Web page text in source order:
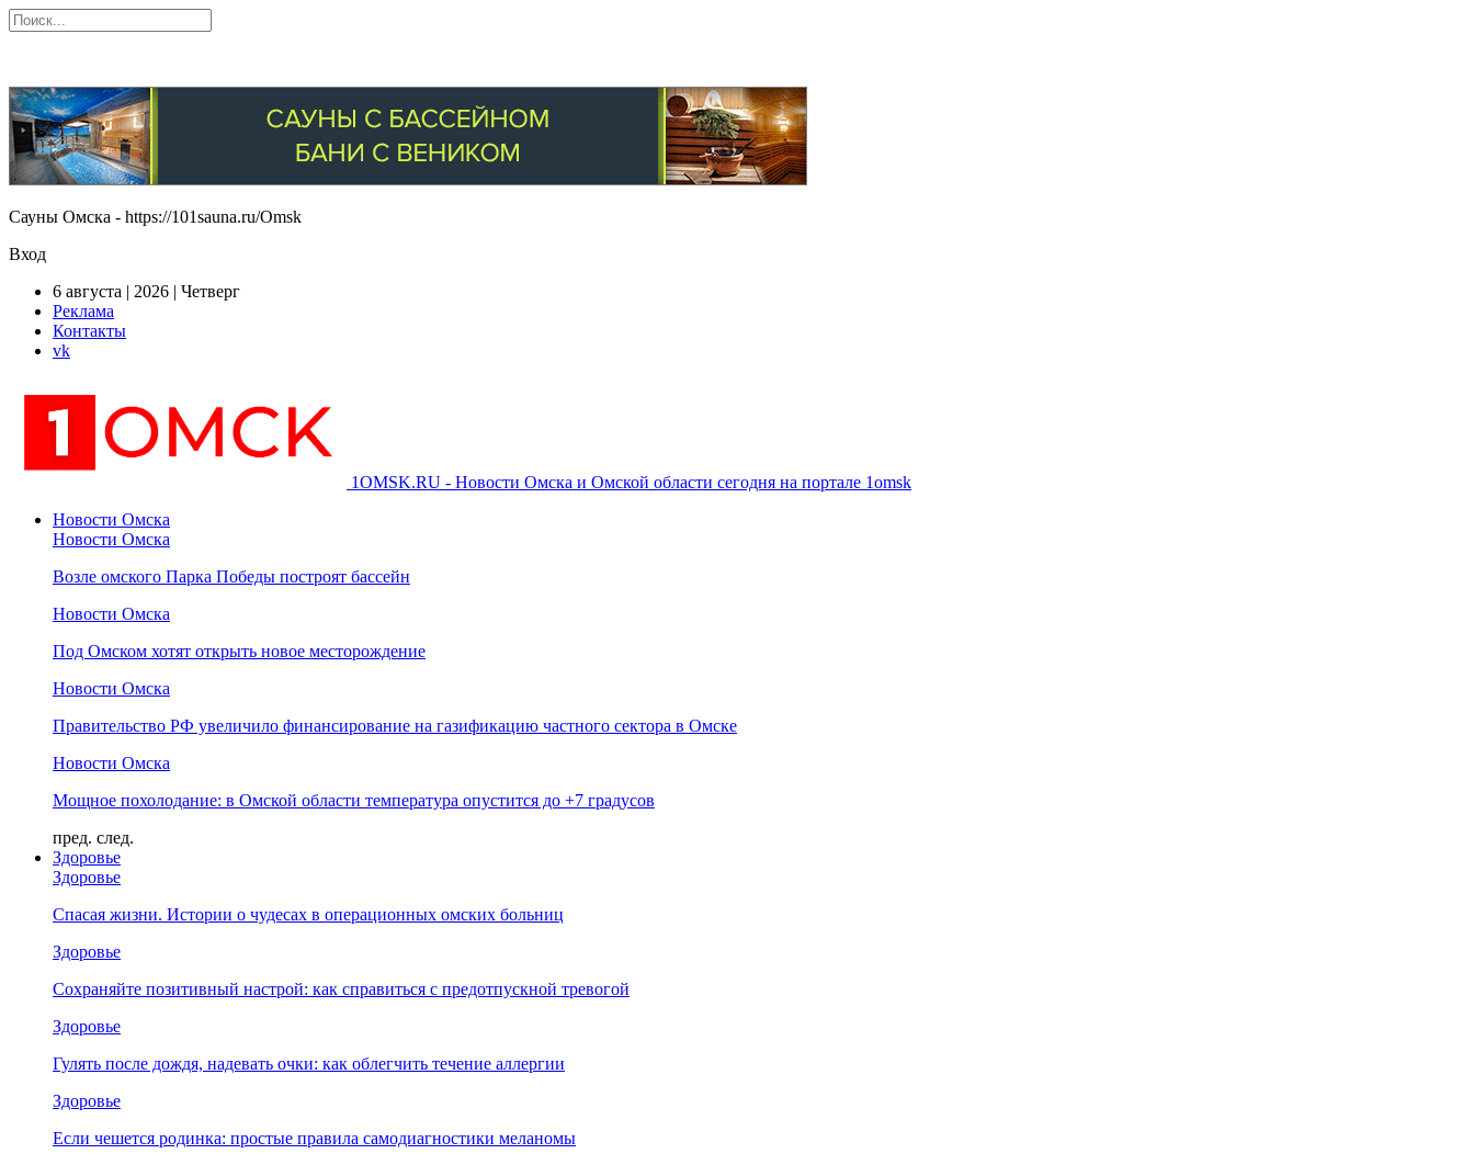
Сауны Омска - https://101sauna.ru/Omsk
Вход
6 августа | 2026 | Четверг
Реклама
Контакты
vk
1OMSK.RU - Новости Омска и Омской области сегодня на портале 1omsk
Новости Омска
Новости Омска
Возле омского Парка Победы построят бассейн
Новости Омска
Под Омском хотят открыть новое месторождение
Новости Омска
Правительство РФ увеличило финансирование на газификацию частного сектора в Омске
Новости Омска
Мощное похолодание: в Омской области температура опустится до +7 градусов
пред. след.
Здоровье
Здоровье
Спасая жизни. Истории о чудесах в операционных омских больниц
Здоровье
Сохраняйте позитивный настрой: как справиться с предотпускной тревогой
Здоровье
Гулять после дождя, надевать очки: как облегчить течение аллергии
Здоровье
Если чешется родинка: простые правила самодиагностики меланомы